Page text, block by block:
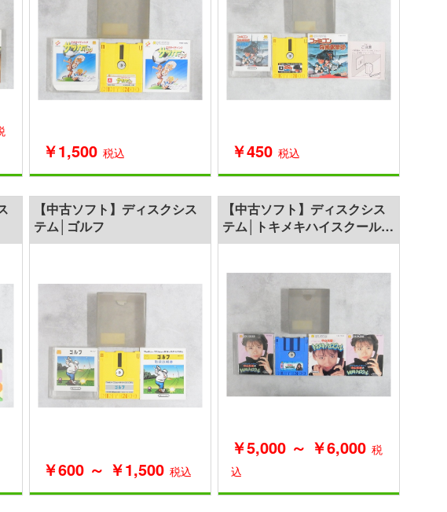
￥1,500 税込 ￥450 税込
【中古ソフト】ディスクシス
テム│ゴルフ
￥600 ～ ￥1,500 税込
【中古ソフト】ディスクシス
テム│トキメキハイスクール
中山美穂
￥5,000 ～ ￥6,000 税
込